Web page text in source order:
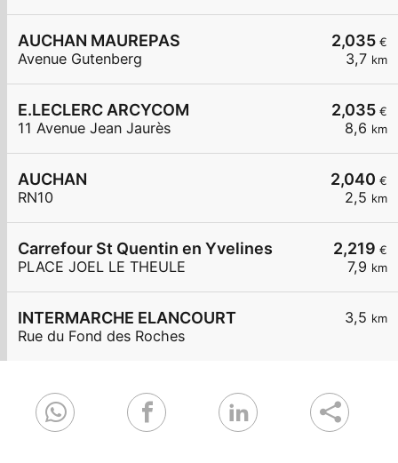
2,035 €
3,7 km
AUCHAN MAUREPAS
Avenue Gutenberg
2,035 €
8,6 km
E.LECLERC ARCYCOM
11 Avenue Jean Jaurès
2,040 €
2,5 km
AUCHAN
RN10
2,219 €
7,9 km
Carrefour St Quentin en Yvelines
PLACE JOEL LE THEULE
3,5 km
INTERMARCHE ELANCOURT
Rue du Fond des Roches